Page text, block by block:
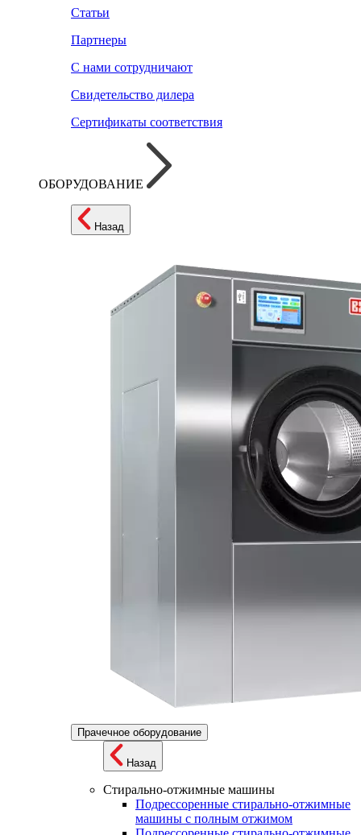
Статьи
Партнеры
С нами сотрудничают
Свидетельство дилера
Сертификаты соответствия
ОБОРУДОВАНИЕ
Назад
Прачечное оборудование
Назад
Стирально-отжимные машины
Подрессоренные стирально-отжимные
машины с полным отжимом